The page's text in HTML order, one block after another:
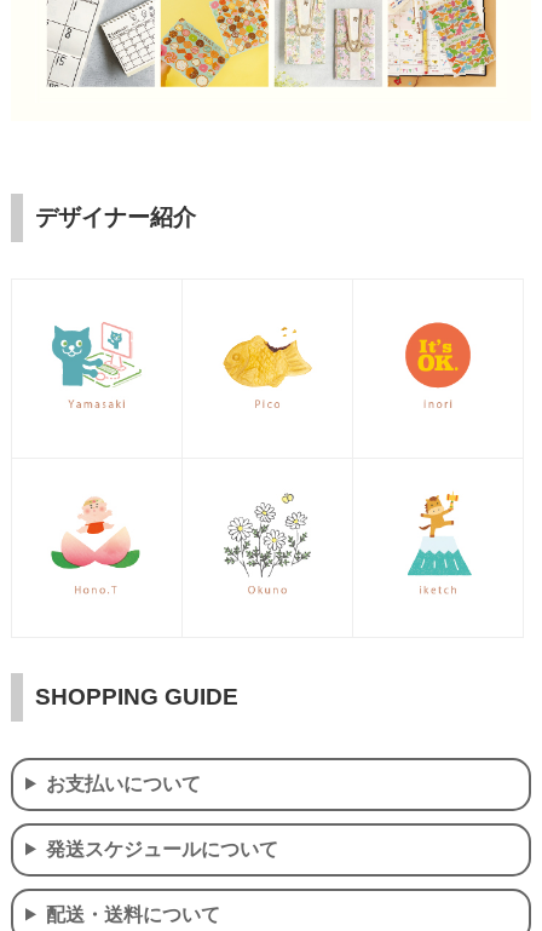
デザイナー紹介
SHOPPING GUIDE
お支払いについて
発送スケジュールについて
配送・送料について